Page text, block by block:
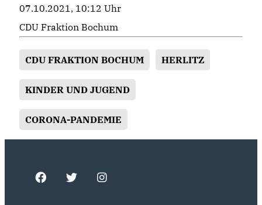
07.10.2021, 10:12 Uhr
CDU Fraktion Bochum
CDU FRAKTION BOCHUM HERLITZ
KINDER UND JUGEND
CORONA-PANDEMIE